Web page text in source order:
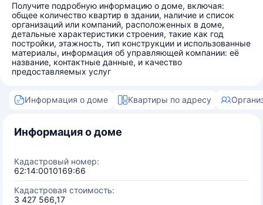
Получите подробную информацию о доме, включая:
общее количество квартир в здании, наличие и список
организаций или компаний, расположенных в доме,
детальные характеристики строения, такие как год
постройки, этажность, тип конструкции и использованные
материалы, информация об управляющей компании: её
название, контактные данные, и качество
предоставляемых услуг
Информация о доме Квартиры по адресу
Информация о доме
Кадастровый номер:
62:14:0010169:66
Кадастровая стоимость:
3 427 566,17